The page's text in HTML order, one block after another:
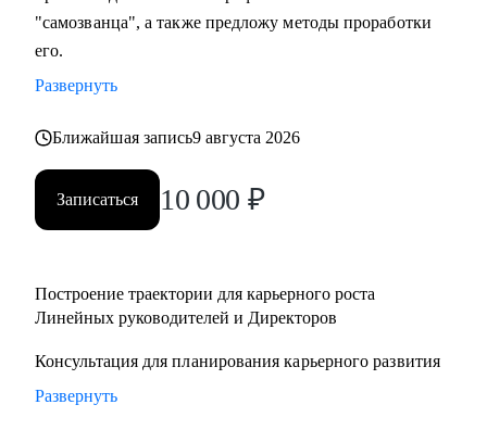
"самозванца", а также предложу методы проработки
его.
Развернуть
Ближайшая запись9 августа 2026
Записаться 10 000 ₽
Построение траектории для карьерного роста
Линейных руководителей и Директоров
Консультация для планирования карьерного развития
Развернуть